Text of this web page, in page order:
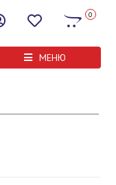
0
МЕНЮ